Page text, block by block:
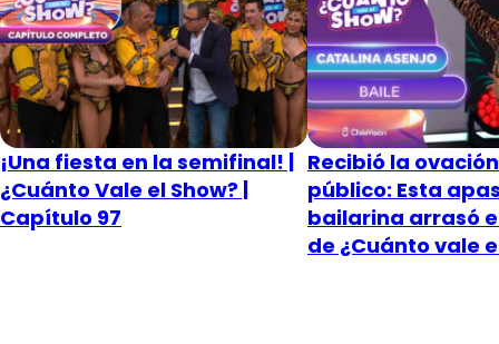
¡Una fiesta en la semifinal! |
¿Cuánto Vale el Show? |
Capítulo 97
Recibió la
público: Esta
bailarina arrasó
de ¿Cuánto vale